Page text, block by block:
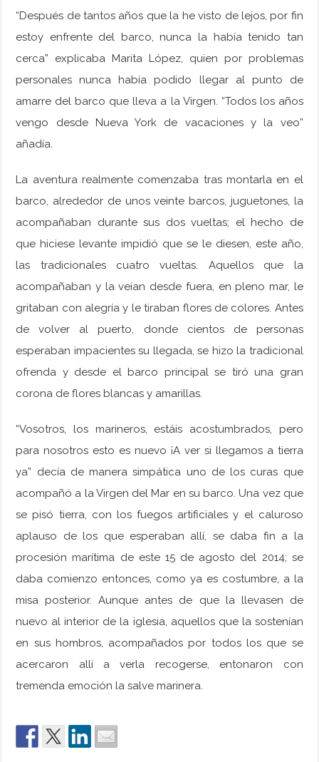
“Después de tantos años que la he visto de lejos, por fin
estoy enfrente del barco, nunca la había tenido tan
cerca” explicaba Marita López, quien por problemas
personales nunca había podido llegar al punto de
amarre del barco que lleva a la Virgen. “Todos los años
vengo desde Nueva York de vacaciones y la veo”
añadía.
La aventura realmente comenzaba tras montarla en el
barco, alrededor de unos veinte barcos, juguetones, la
acompañaban durante sus dos vueltas; el hecho de
que hiciese levante impidió que se le diesen, este año,
las tradicionales cuatro vueltas. Aquellos que la
acompañaban y la veían desde fuera, en pleno mar, le
gritaban con alegría y le tiraban flores de colores. Antes
de volver al puerto, donde cientos de personas
esperaban impacientes su llegada, se hizo la tradicional
ofrenda y desde el barco principal se tiró una gran
corona de flores blancas y amarillas.
“Vosotros, los marineros, estáis acostumbrados, pero
para nosotros esto es nuevo ¡A ver si llegamos a tierra
ya” decía de manera simpática uno de los curas que
acompañó a la Virgen del Mar en su barco. Una vez que
se pisó tierra, con los fuegos artificiales y el caluroso
aplauso de los que esperaban allí, se daba fin a la
procesión marítima de este 15 de agosto del 2014; se
daba comienzo entonces, como ya es costumbre, a la
misa posterior. Aunque antes de que la llevasen de
nuevo al interior de la iglesia, aquellos que la sostenían
en sus hombros, acompañados por todos los que se
acercaron allí a verla recogerse, entonaron con
tremenda emoción la salve marinera.